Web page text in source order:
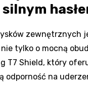
zewnętrznych
tylko o mocną
T7 Shield, który
odporność na